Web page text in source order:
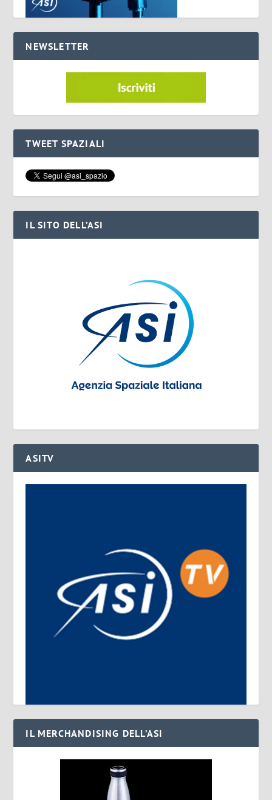
NEWSLETTER
TWEET SPAZIALI
IL SITO DELL’ASI
ASITV
IL MERCHANDISING DELL’ASI